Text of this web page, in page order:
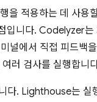
을 적용하는 데 사
니다. Codelyzer는
널에서 직접 피드백
러 검사를 실행합니
다. Lighthouse는 실